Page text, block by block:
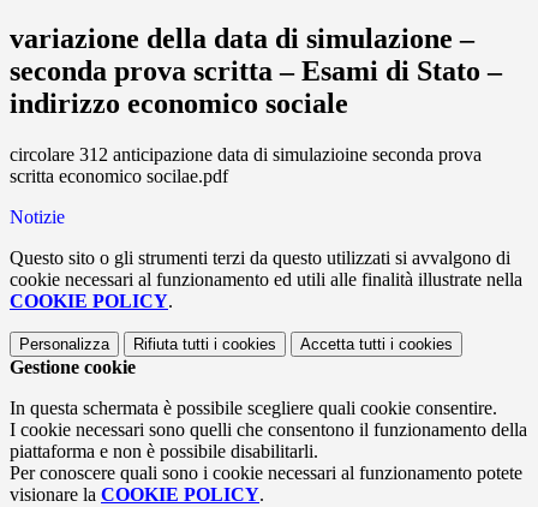
variazione della data di simulazione –
seconda prova scritta – Esami di Stato –
indirizzo economico sociale
circolare 312 anticipazione data di simulazioine seconda prova
scritta economico socilae.pdf
Notizie
Questo sito o gli strumenti terzi da questo utilizzati si avvalgono di
cookie necessari al funzionamento ed utili alle finalità illustrate nella
COOKIE POLICY.
Personalizza Rifiuta tutti i cookies Accetta tutti i cookies
Gestione cookie
In questa schermata è possibile scegliere quali cookie consentire.
I cookie necessari sono quelli che consentono il funzionamento della
piattaforma e non è possibile disabilitarli.
Per conoscere quali sono i cookie necessari al funzionamento potete
visionare la COOKIE POLICY.